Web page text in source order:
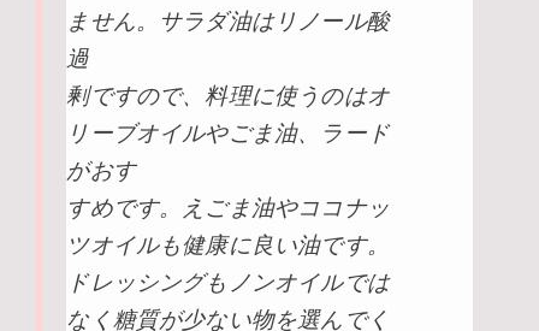
ません。サラダ油はリノール酸
過
剰ですので、料理に使うのはオ
リーブオイルやごま油、ラード
がおす
すめです。えごま油やココナッ
ツオイルも健康に良い油です。
ドレッシングもノンオイルでは
なく糖質が少ない物を選んでく